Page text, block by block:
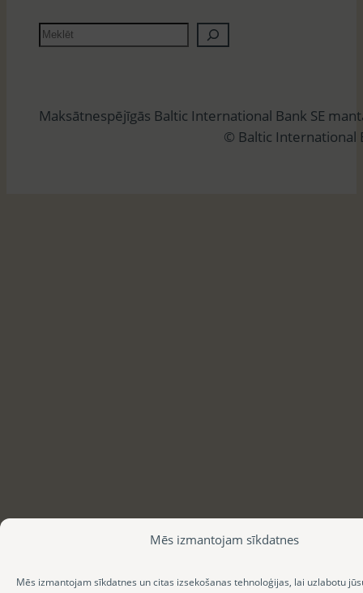
Mēs izmantojam sīkdatnes
Mēs izmantojam sīkdatnes un citas izsekošanas tehnoloģijas, lai uzlabotu
M
e
ē
Maksātnespējīgās Baltic International Bank SE
© Baltic International